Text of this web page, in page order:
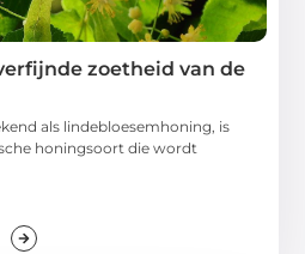
zoetheid van de
als lindebloesemhoning, is
honingsoort die wordt